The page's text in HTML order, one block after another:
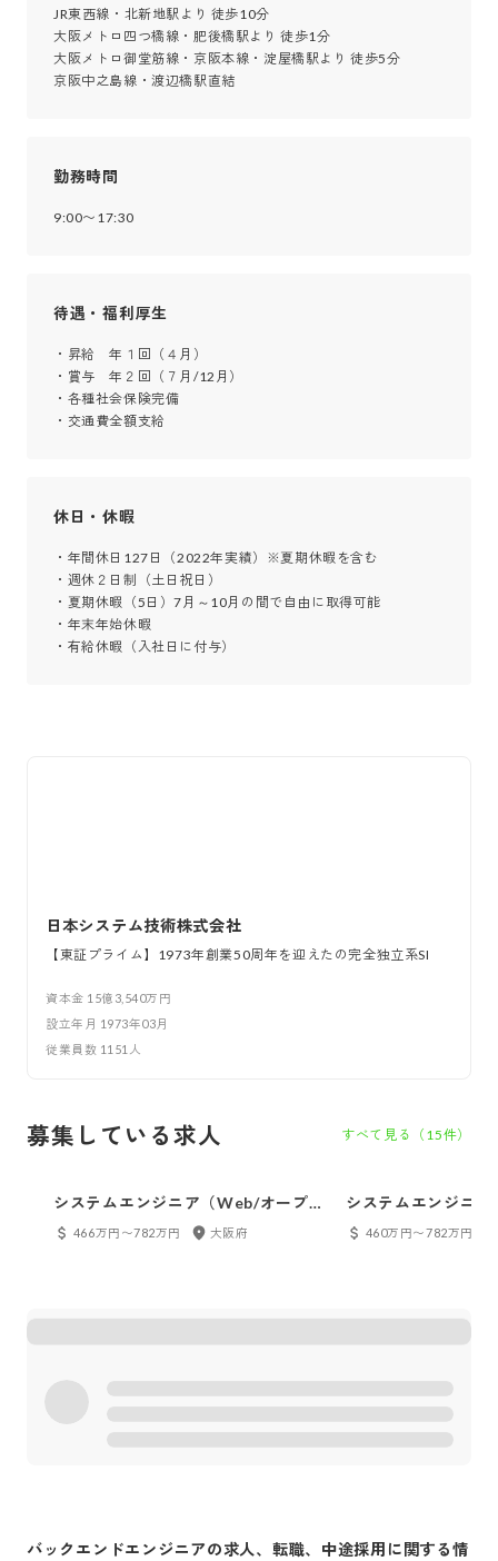
JR東西線・北新地駅より 徒歩10分
大阪メトロ四つ橋線・肥後橋駅より 徒歩1分
大阪メトロ御堂筋線・京阪本線・淀屋橋駅より 徒歩5分
京阪中之島線・渡辺橋駅直結
勤務時間
9:00〜17:30
待遇・福利厚生
・昇給　年１回（４月）
・賞与　年２回（７月/12月）
・各種社会保険完備
・交通費全額支給
休日・休暇
・年間休日127日（2022年実績）※夏期休暇を含む
・週休２日制（土日祝日）
・夏期休暇（5日）7月～10月の間で自由に取得可能
・年末年始休暇
・有給休暇（入社日に付与）
日本システム技術株式会社
【東証プライム】1973年創業50周年を迎えたの完全独立系SI
資本金 15億3,540万円
設立年月 1973年03月
従業員数 1151 人
募集している求人 すべて見る（ 15件）
システムエンジニア（Web/オープ
ン）466万円〜782万円 大阪府
システムエンジニ
上げ）
460万円〜782万円
バックエンドエンジニアの求人、転職、中途採用に関する情